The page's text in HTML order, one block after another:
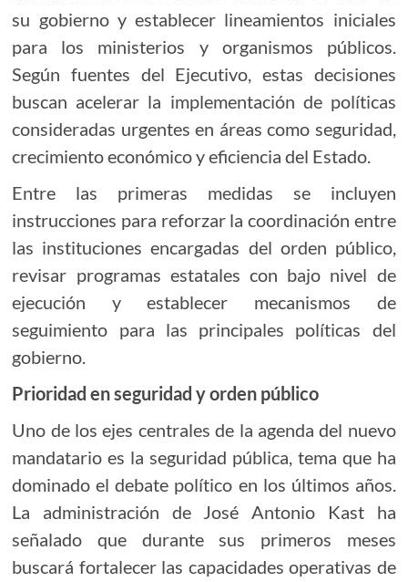
su gobierno y establecer lineamientos iniciales
para los ministerios y organismos públicos.
Según fuentes del Ejecutivo, estas decisiones
buscan acelerar la implementación de políticas
consideradas urgentes en áreas como seguridad,
crecimiento económico y eficiencia del Estado.
Entre las primeras medidas se incluyen
instrucciones para reforzar la coordinación entre
las instituciones encargadas del orden público,
revisar programas estatales con bajo nivel de
ejecución y establecer mecanismos de
seguimiento para las principales políticas del
gobierno.
Prioridad en seguridad y orden público
Uno de los ejes centrales de la agenda del nuevo
mandatario es la seguridad pública, tema que ha
dominado el debate político en los últimos años.
La administración de José Antonio Kast ha
señalado que durante sus primeros meses
buscará fortalecer las capacidades operativas de